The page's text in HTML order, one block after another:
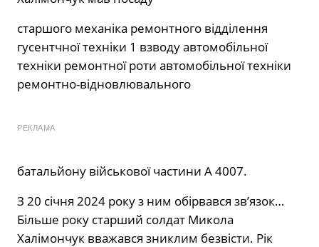
старшого механіка ремонтного відділення
гусентчної техніки 1 взводу автомобільної
техніки ремонтної роти автомобільної техніки
ремонтно-відновлювального
РЕКЛАМА
батальйону військової частини А 4007.
З 20 січня 2024 року з ним обірвався зв’язок…
Більше року старший солдат Микола
Халімончук вважався зниклим безвісти. Рік